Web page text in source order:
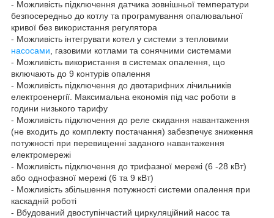
- Можливість підключення датчика зовнішньої температури
безпосередньо до котлу та програмування опалювальної
кривої без використання регулятора
- Можливість інтегрувати котел у системи з тепловими
насосами , газовими котлами та сонячними системами
- Можливість використання в системах опалення, що
включають до 9 контурів опалення
- Можливість підключення до двотарифних лічильників
електроенергії. Максимальна економія під час роботи в
години низького тарифу
- Можливість підключення до реле скидання навантаження
(не входить до комплекту постачання) забезпечує зниження
потужності при перевищенні заданого навантаження
електромережі
- Можливість підключення до трифазної мережі (6 -28 кВт)
або однофазної мережі (6 та 9 кВт)
- Можливість збільшення потужності системи опалення при
каскадній роботі
- Вбудований двоступінчастий циркуляційний насос та